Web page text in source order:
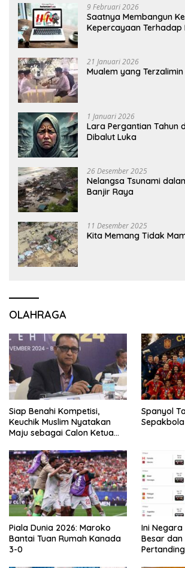
9 Februari 2026
Saatnya Membangun
Kepercayaan Terhadap
21 Januari 2026
Mualem yang Terzalimin
1 Januari 2026
Lara Pergantian Tahun
Dibalut Luka
26 Desember 2025
Nelangsa Tsunami
Banjir Raya
11 Desember 2025
Kita Memang Tidak
OLAHRAGA
Siap Benahi Kompetisi,
Keuchik Muslim Nyatakan
Maju sebagai Calon Ketua
Spanyol
Piala Dunia 2026: Maroko
Bantai Tuan Rumah Kanada
3-0
Ini Negara
Besar